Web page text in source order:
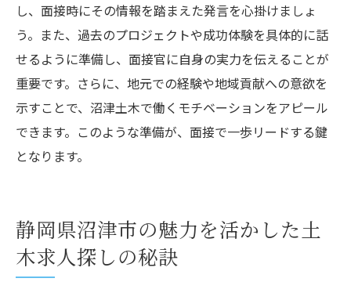
し、面接時にその情報を踏まえた発言を心掛けましょ
う。また、過去のプロジェクトや成功体験を具体的に話
せるように準備し、面接官に自身の実力を伝えることが
重要です。さらに、地元での経験や地域貢献への意欲を
示すことで、沼津土木で働くモチベーションをアピール
できます。このような準備が、面接で一歩リードする鍵
となります。
静岡県沼津市の魅力を活かした土
木求人探しの秘訣